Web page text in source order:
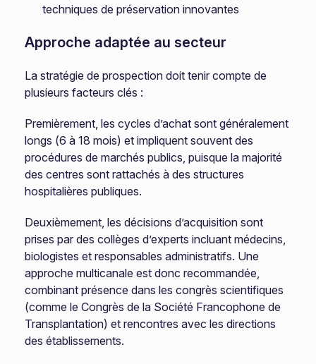
techniques de préservation innovantes
Approche adaptée au secteur
La stratégie de prospection doit tenir compte de
plusieurs facteurs clés :
Premièrement, les cycles d’achat sont généralement
longs (6 à 18 mois) et impliquent souvent des
procédures de marchés publics, puisque la majorité
des centres sont rattachés à des structures
hospitalières publiques.
Deuxièmement, les décisions d’acquisition sont
prises par des collèges d’experts incluant médecins,
biologistes et responsables administratifs. Une
approche multicanale est donc recommandée,
combinant présence dans les congrès scientifiques
(comme le Congrès de la Société Francophone de
Transplantation) et rencontres avec les directions
des établissements.